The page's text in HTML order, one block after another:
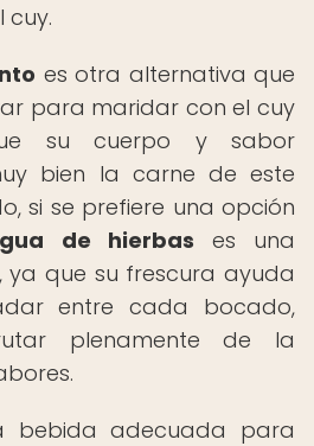
cuy.
es otra alternativa que
para maridar con el cuy
su cuerpo y sabor
bien la carne de este
si se prefiere una opción
de hierbas es una
ya que su frescura ayuda
entre cada bocado,
plenamente de la
bebida adecuada para